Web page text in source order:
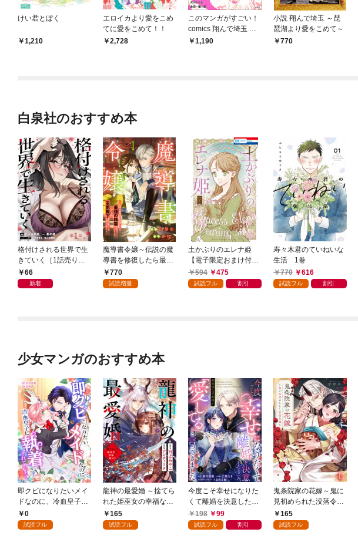
けい君とぼく
1,210
エロイカより愛をこめ
てに愛をこめて！！
2,728
このマンガがすごい！
comics 翔んで埼玉 ア
ンソロジー 埼玉解放戦
1,190
小説 翔んで埼玉 ～琵
琶湖より愛をこめて～
770
白泉社のおすすめ本
格付けされる世界で生
きていく［1話売り］
第1話
66
新着
魔導書令嬢～伝説の魔
導書を修復したら最強
の精霊が味方になりま
した（クールな王弟殿
770
試読増量
土かぶりのエレナ姫
【電子限定おまけ付
き】 1巻
594 475
試読フル 割引
寿々木君のていねいな
生活 1巻
770
616
試読フル 割引
少女マンガのおすすめ本
即クビになりたいメイ
ドなのに、冷血皇子に
執着されています第1
話
0
試読フル
龍神の最愛婚 ～捨てら
れた姫巫女の幸福な嫁
入り～: 1
165
試読フル
今度こそ幸せになりた
くて離婚を決意したと
ころ、無表情な旦那様
が「愛してる」と言っ
198 99
試読フル 割引
鬼条院家の花嫁～鬼に
見初められた没落令嬢
～１165
試読フル